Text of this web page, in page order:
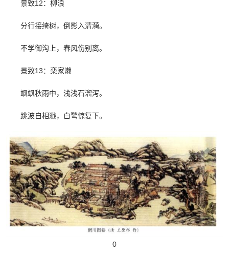
景致12：柳浪
分行接绮树，倒影入清漪。
不学御沟上，春风伤别离。
景致13：栾家濑
飒飒秋雨中，浅浅石溜泻。
跳波自相溅，白鹭惊复下。
0